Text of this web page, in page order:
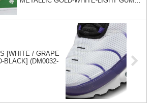
[WHITE / GRAPE
BLACK] (DM0032-